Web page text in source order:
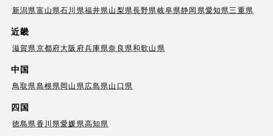
新潟県富山県石川県福井県山梨県長野県岐阜県静岡県愛知県三重県
近畿
滋賀県京都府大阪府兵庫県奈良県和歌山県
中国
鳥取県島根県岡山県広島県山口県
四国
徳島県香川県愛媛県高知県